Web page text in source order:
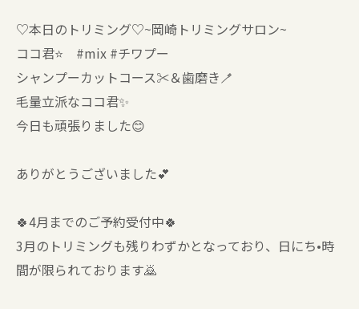
♡本日のトリミング♡⁠~岡崎トリミングサロン~
ココ君⭐ #mix #チワプー
シャンプーカットコース✂️＆歯磨き🪥
毛量立派なココ君✨
今日も頑張りました😊
ありがとうございました💕
🍀4月までのご予約受付中🍀
3月のトリミングも残りわずかとなっており、日にち•時
間が限られております🙇